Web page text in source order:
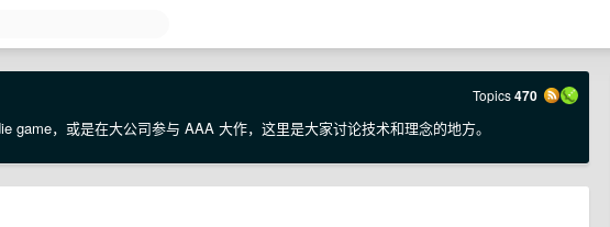
Topics470
game，或是在大公司参与 AAA 大作，这里是大家讨论技术和理念的地方。